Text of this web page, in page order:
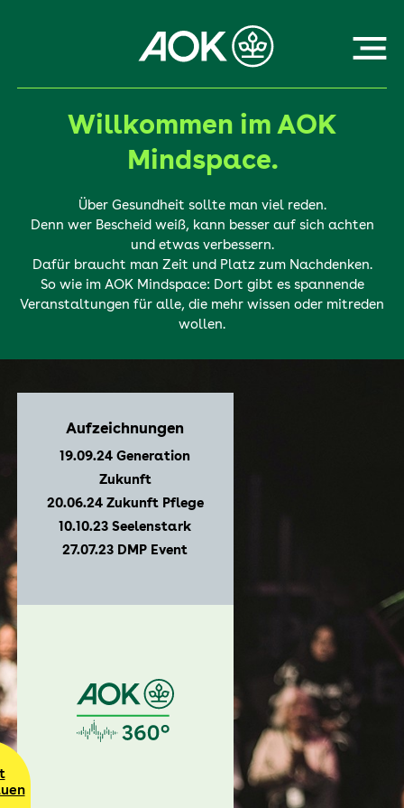
Menü
Home: Mindspace
Archiv „Digitalisierung im Gesundheitswesen“
Generation Zukunft
Archiv "Pflege 360°: Wie können wir die Pflege der
Zukunft gemeinsam stärken?"
Archiv „Seelenstark – Sven Hannawalds Sprung
Willkommen im AOK
Mindspace.
Über Gesundheit sollte man viel reden.
Denn wer Bescheid weiß, kann besser auf sich achten
und etwas verbessern.
Dafür braucht man Zeit und Platz zum Nachdenken.
So wie im AOK Mindspace: Dort gibt es spannende
Veranstaltungen für alle, die mehr wissen oder mitreden
wollen.
Aufzeichnungen
19.09.24 Generation
Zukunft
20.06.24 Zukunft Pflege
10.10.23 Seelenstark
27.07.23 DMP Event